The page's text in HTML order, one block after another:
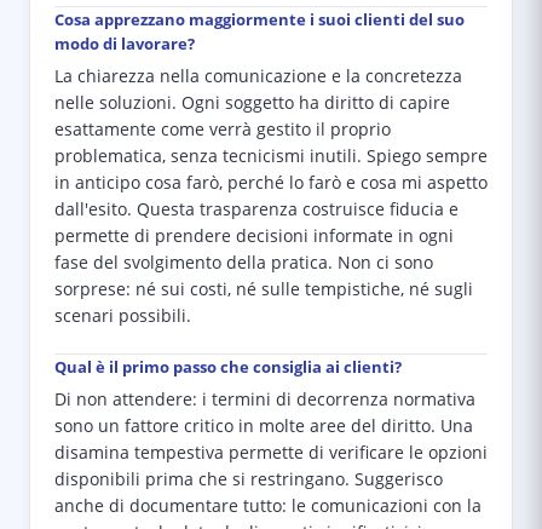
Cosa apprezzano maggiormente i suoi clienti del suo
modo di lavorare?
La chiarezza nella comunicazione e la concretezza
nelle soluzioni. Ogni soggetto ha diritto di capire
esattamente come verrà gestito il proprio
problematica, senza tecnicismi inutili. Spiego sempre
in anticipo cosa farò, perché lo farò e cosa mi aspetto
dall'esito. Questa trasparenza costruisce fiducia e
permette di prendere decisioni informate in ogni
fase del svolgimento della pratica. Non ci sono
sorprese: né sui costi, né sulle tempistiche, né sugli
scenari possibili.
Qual è il primo passo che consiglia ai clienti?
Di non attendere: i termini di decorrenza normativa
sono un fattore critico in molte aree del diritto. Una
disamina tempestiva permette di verificare le opzioni
disponibili prima che si restringano. Suggerisco
anche di documentare tutto: le comunicazioni con la